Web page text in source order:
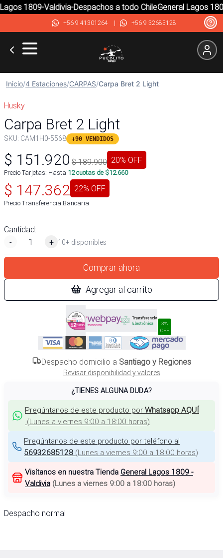
1809-Valdivia-Despachos a todo ChileGeneral Lagos
+56 9 41301264| +56 9 32685128
Inicio/4 Estaciones/CARPAS/Carpa Bret 2 Light
Husky
Carpa Bret 2 Light
SKU: CAM1H0-5568 +90 VENDIDOS
$ 151.920 $189.900 20% OFF
Precio Tarjetas: Hasta 12cuotas de $12.660
$ 147.362 22% OFF
Precio Transferencia Bancaria
Cantidad:
-
+ 10+ disponibles
Comprar ahora
Agregar al carrito
3%
OFF
Despacho domicilio a Santiago y Regiones
Revisar disponibilidad y valores
¿TIENES ALGUNA DUDA?
Pregúntanos de este producto por Whatsapp AQUÍ
(Lunes a viernes 9:00 a 18:00 horas)
Pregúntanos de este producto por teléfono al
56932685128 (Lunes a viernes 9:00 a 18:00 horas)
Visítanos en nuestra Tienda General Lagos 1809 -
Valdivia (Lunes a viernes 9:00 a 18:00 horas)
Despacho normal